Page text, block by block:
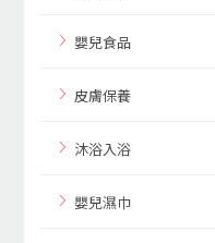
嬰兒食品
皮膚保養
沐浴入浴
嬰兒濕巾